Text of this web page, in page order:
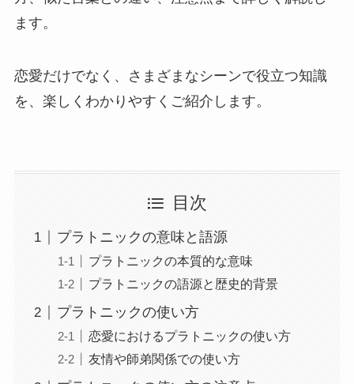
ます。
恋愛だけでなく、さまざまなシーンで役立つ知識
を、楽しくわかりやすくご紹介します。
目次
プラトニックの意味と語源
プラトニックの本質的な意味
プラトニックの語源と歴史的背景
プラトニックの使い方
恋愛におけるプラトニックの使い方
友情や師弟関係での使い方